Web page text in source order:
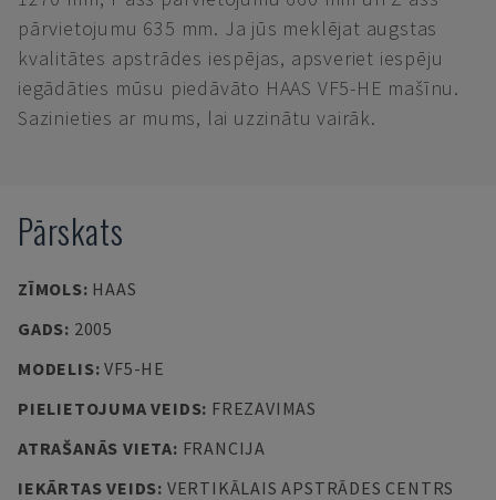
pārvietojumu 635 mm. Ja jūs meklējat augstas
kvalitātes apstrādes iespējas, apsveriet iespēju
iegādāties mūsu piedāvāto HAAS VF5-HE mašīnu.
Sazinieties ar mums, lai uzzinātu vairāk.
Pārskats
ZĪMOLS: HAAS
GADS: 2005
MODELIS:VF5-HE
PIELIETOJUMA VEIDS: FREZAVIMAS
ATRAŠANĀS VIETA: FRANCIJA
IEKĀRTAS VEIDS: VERTIKĀLAIS APSTRĀDES CENTRS